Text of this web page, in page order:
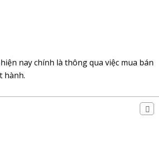
hiện nay chính là thông qua việc mua bán
hành.